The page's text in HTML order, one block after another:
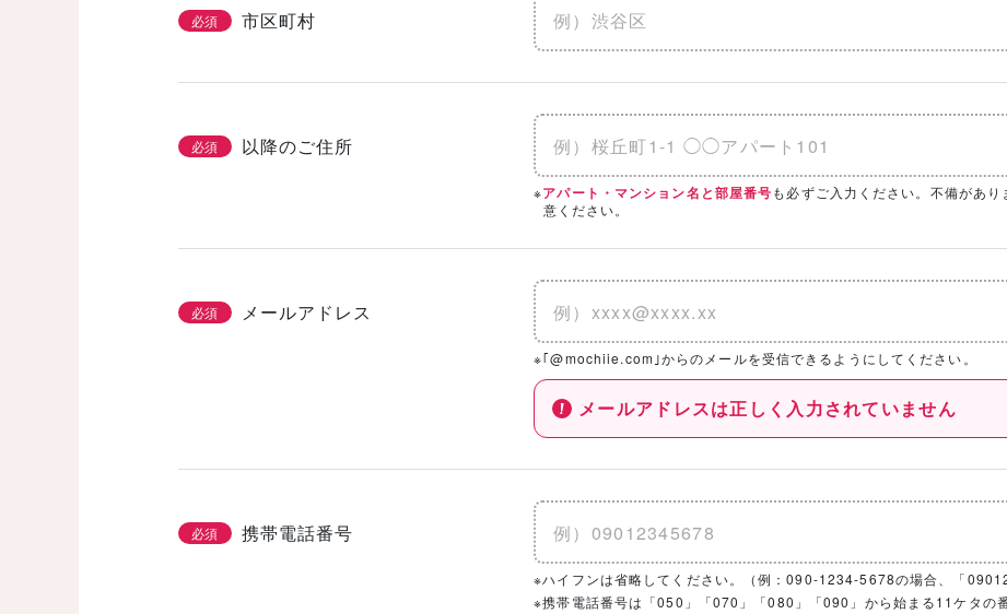
必須 市区町村
必須 以降のご住所
※アパート・マンション名と部屋番号も必ずご入力ください。不備があ
意ください。
必須 メールアドレス
※｢@mochiie.com｣からのメールを受信できるようにしてください。
メールアドレスは正しく入力されていません
必須 携帯電話番号
※ハイフンは省略してください。（例：090-1234-5678の場合、「
※携帯電話番号は「050」「070」「080」「090」から始まる11ケタの